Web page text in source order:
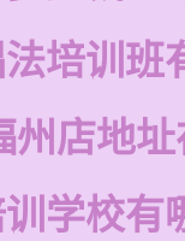
培训班
州店地
学校有